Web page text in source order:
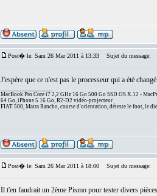
Post� le: Sam 26 Mar 2011 à 13:33 Sujet du message:
J'espère que ce n'est pas le processeur qui a été
MacBook Pro Core i7 2,2 GHz 16 Go 500 Go SSD OS X.12 -
64 Go, iPhone 5 16 Go, R2-D2 vidéo-projecteur
FIAT 500, Matra Rancho, course d'orientation, déteste le foot, le
Post� le: Sam 26 Mar 2011 à 18:00 Sujet du message:
Il t'en faudrait un 2ème Pismo pour tester divers